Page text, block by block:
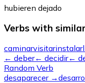
hubieren dejado
Verbs with
caminarvisitarinstalar
← deber← decidir←
Random Verb
desaparecer→